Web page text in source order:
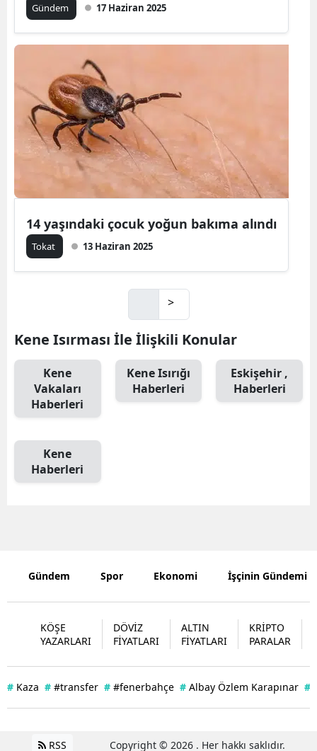
Gündem 17 Haziran 2025
14 yaşındaki çocuk yoğun bakıma alındı
Tokat 13 Haziran 2025
>
Kene Isırması İle İlişkili Konular
Kene
Vakaları
Haberleri
Kene Isırığı
Haberleri
Eskişehir ,
Haberleri
Kene
Haberleri
Gündem Spor Ekonomi İşçinin Gündemi
KÖŞE
YAZARLARI
DÖVİZ
FİYATLARI
ALTIN
FİYATLARI
KRİPTO
PARALAR
# Kaza # #transfer # #fenerbahçe # Albay Özlem Karapınar #
RSS Copyright © 2026 . Her hakkı saklıdır.